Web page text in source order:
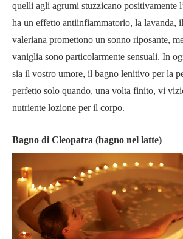
quelli agli agrumi stuzzicano positivamente
ha un effetto antiinfiammatorio, la lavanda,
valeriana promettono un sonno riposante,
vaniglia sono particolarmente sensuali. In
sia il vostro umore, il bagno lenitivo per la
perfetto solo quando, una volta finito, vi
nutriente lozione per il corpo.
Bagno di Cleopatra (bagno nel latte)